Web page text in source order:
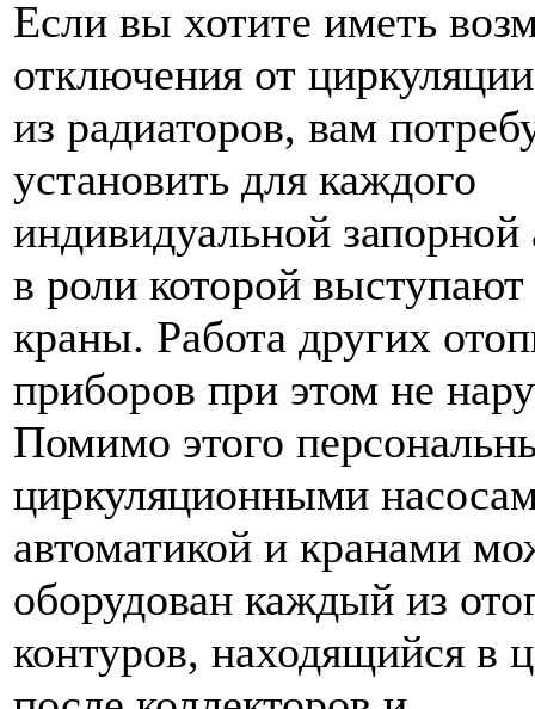
Если вы хотите иметь
отключения от
из радиаторов, вам
установить для каждого
индивидуальной
в роли которой
краны. Работа других
приборов при этом не
Помимо этого
циркуляционными
автоматикой и кранами
оборудован каждый из
контуров, находящийся в